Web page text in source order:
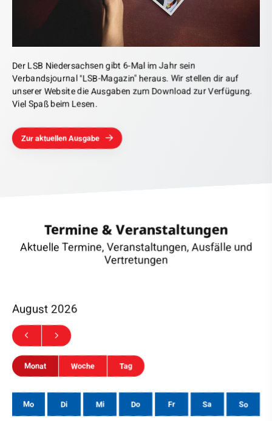
Der LSB Niedersachsen gibt 6-Mal im Jahr sein
Verbandsjournal "LSB-Magazin" heraus. Wir stellen dir auf
unserer Website die Ausgaben zum Download zur Verfügung.
Viel Spaß beim Lesen.
Zur aktuellen Ausgabe
Termine & Veranstaltungen
Aktuelle Termine, Veranstaltungen, Ausfälle und
Vertretungen
August 2026
Monat Woche Tag
Mo Di Mi Do Fr Sa So